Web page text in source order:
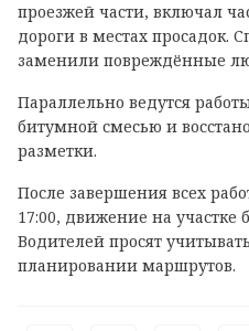
проезжей части, включал
дороги в местах просадок.
заменили повреждённые
Параллельно ведутся
битумной смесью и
разметки.
После завершения всех
17:00, движение на участке
Водителей просят
планировании маршрутов.